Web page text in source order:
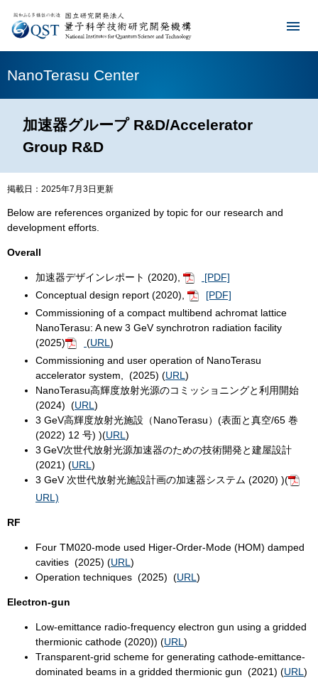
NanoTerasu Center
加速器グループ R&D/Accelerator
Group R&D
掲載日：2025年7月3日更新
Below are references organized by topic for our research and
development efforts.
Overall
加速器デザインレポート (2020),
[PDF]
Conceptual design report (2020),
[PDF]
Commissioning of a compact multibend achromat lattice
NanoTerasu: A new 3 GeV synchrotron radiation facility
(2025)
(URL )​
Commissioning and user operation of NanoTerasu
accelerator system, (2025) (URL )
NanoTerasu高輝度放射光源のコミッショニングと利用開始
(2024) (URL )
3 GeV高輝度放射光施設（NanoTerasu）(表面と真空/65 巻
(2022) 12 号) )(URL )
3 GeV次世代放射光源加速器のための技術開発と建屋設計
(2021) (URL )
3 GeV 次世代放射光施設計画の加速器システム (2020) )(
URL)
RF
Four TM020-mode used Higer-Order-Mode (HOM) damped
cavities (2025) (URL )
Operation techniques (2025) (URL )
Electron-gun
Low-emittance radio-frequency electron gun using a gridded
thermionic cathode (2020)) (URL )
Transparent-grid scheme for generating cathode-emittance-
dominated beams in a gridded thermionic gun (2021) (URL )